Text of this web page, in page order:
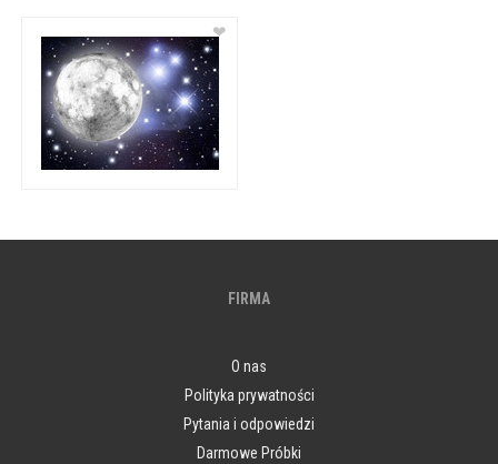
❤
FIRMA
O nas
Polityka prywatności
Pytania i odpowiedzi
Darmowe Próbki